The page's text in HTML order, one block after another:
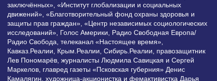
заключённых», «Институт глобализации и социальных
движений», «Благотворительный фонд охраны здоровья и
защиты прав граждан», «Центр независимых социологических
исследований», Голос Америки, Радио Свободная Европа/
Радио Свобода, телеканал «Настоящее время»,
Кавказ.Реалии, Крым.Реалии, Сибирь.Реалии, правозащитник
Лев Пономарёв, журналисты Людмила Савицкая и Сергей
Маркелов, главред газеты «Псковская губерния» Денис
Камалягин, художница-акционистка и фемактивистка Дарья